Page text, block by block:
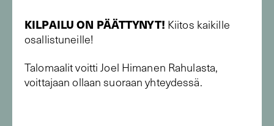
KILPAILU ON PÄÄTTYNYT! Kiitos kaikille
osallistuneille!
Talomaalit voitti Joel Himanen Rahulasta,
voittajaan ollaan suoraan yhteydessä.